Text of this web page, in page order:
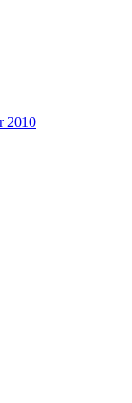
2010